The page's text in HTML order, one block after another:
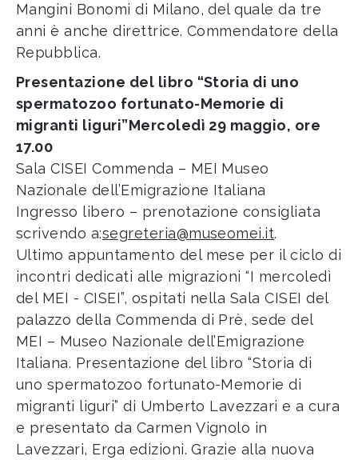
Mangini Bonomi di Milano, del quale da tre
anni è anche direttrice. Commendatore della
Repubblica.
Presentazione del libro “Storia di uno
spermatozoo fortunato-Memorie di
migranti liguri”Mercoledì 29 maggio, ore
17.00
Sala CISEI Commenda – MEI Museo
Nazionale dell’Emigrazione Italiana
Ingresso libero – prenotazione consigliata
scrivendo a:segreteria@museomei.it.
Ultimo appuntamento del mese per il ciclo di
incontri dedicati alle migrazioni “I mercoledì
del MEI - CISEI”, ospitati nella Sala CISEI del
palazzo della Commenda di Prè, sede del
MEI – Museo Nazionale dell’Emigrazione
Italiana. Presentazione del libro “Storia di
uno spermatozoo fortunato-Memorie di
migranti liguri” di Umberto Lavezzari e a cura
e presentato da Carmen Vignolo in
Lavezzari, Erga edizioni. Grazie alla nuova